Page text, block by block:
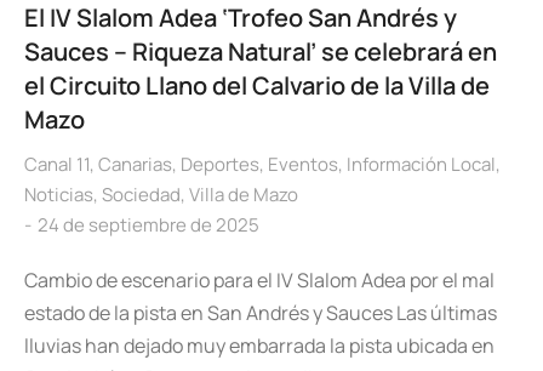
El IV Slalom Adea ‘Trofeo San Andrés y
Sauces – Riqueza Natural’ se celebrará en
el Circuito Llano del Calvario de la Villa de
Mazo
Canal 11, Canarias, Deportes, Eventos, Información Local,
Noticias, Sociedad, Villa de Mazo
24 de septiembre de 2025
Cambio de escenario para el IV Slalom Adea por el mal
estado de la pista en San Andrés y Sauces Las últimas
lluvias han dejado muy embarrada la pista ubicada en